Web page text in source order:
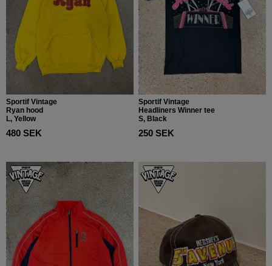
Sportif Vintage
Ryan hood
L, Yellow
480 SEK
Sportif Vintage
Headliners Winner tee
S, Black
250 SEK